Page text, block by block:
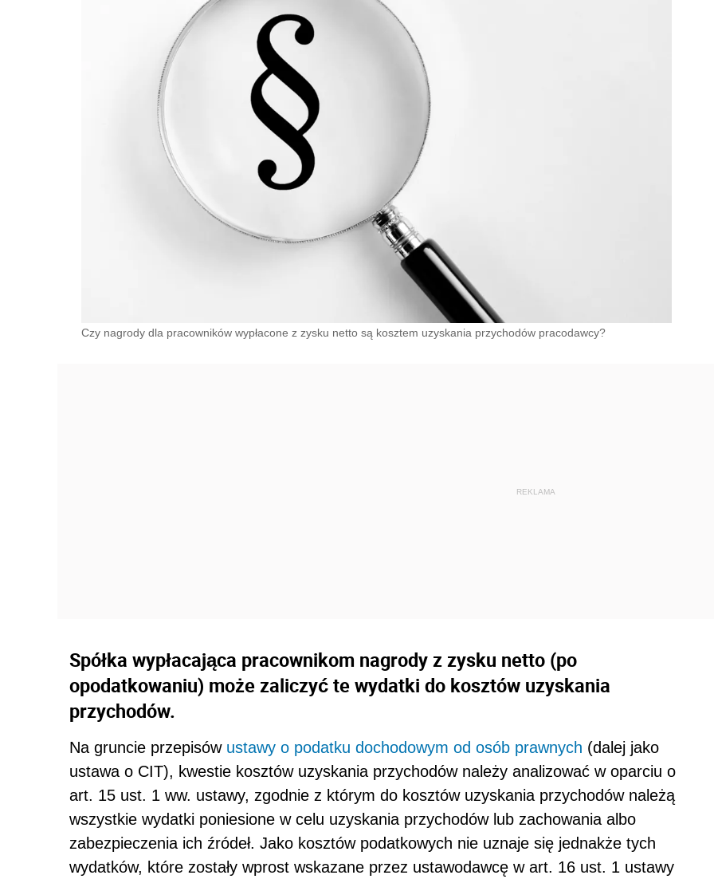
Czy nagrody dla pracowników wypłacone z zysku netto są kosztem uzyskania przychodów pracodawcy?
Spółka wypłacająca pracownikom nagrody z zysku netto (po
opodatkowaniu) może zaliczyć te wydatki do kosztów uzyskania
przychodów.
Na gruncie przepisów ustawy o podatku dochodowym od osób prawnych (dalej jako
ustawa o CIT), kwestie kosztów uzyskania przychodów należy analizować w oparciu o
art. 15 ust. 1 ww. ustawy, zgodnie z którym do kosztów uzyskania przychodów należą
wszystkie wydatki poniesione w celu uzyskania przychodów lub zachowania albo
zabezpieczenia ich źródeł. Jako kosztów podatkowych nie uznaje się jednakże tych
wydatków, które zostały wprost wskazane przez ustawodawcę w art. 16 ust. 1 ustawy